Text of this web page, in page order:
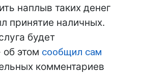
наплыв таких денег
принятие наличных.
будет
об этом сообщил сам
комментариев